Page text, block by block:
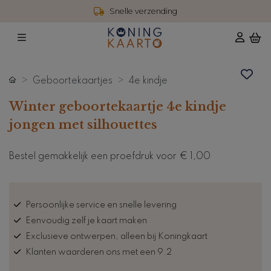
Snelle verzending
Geboortekaartjes 4e kindje
Winter geboortekaartje 4e kindje
jongen met silhouettes
Bestel gemakkelijk een proefdruk voor € 1,00
Persoonlijke service en snelle levering
Eenvoudig zelf je kaart maken
Exclusieve ontwerpen, alleen bij Koningkaart
Klanten waarderen ons met een 9.2